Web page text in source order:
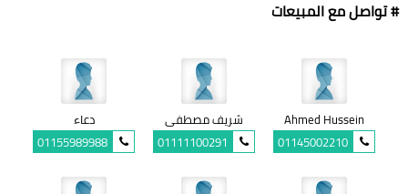
# تواصل مع المبيعات
Ahmed Hussein
01145002210
شريف مصطفى
01111100291
دعاء
01155989988